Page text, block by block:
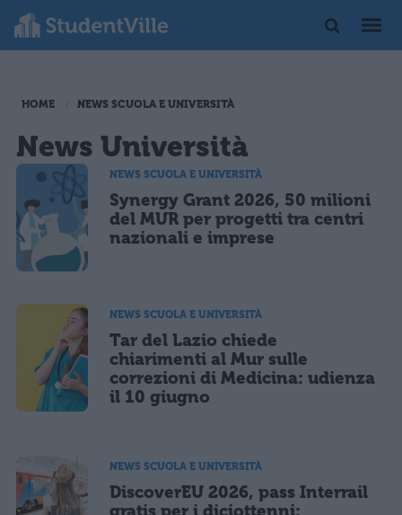
HOME NEWS SCUOLA E UNIVERSITÀ
News Università
NEWS SCUOLA E UNIVERSITÀ
Synergy Grant 2026, 50 milioni
del MUR per progetti tra centri
nazionali e imprese
NEWS SCUOLA E UNIVERSITÀ
Tar del Lazio chiede
chiarimenti al Mur sulle
correzioni di Medicina: udienza
il 10 giugno
NEWS SCUOLA E UNIVERSITÀ
DiscoverEU 2026, pass Interrail
gratis per i diciottenni: